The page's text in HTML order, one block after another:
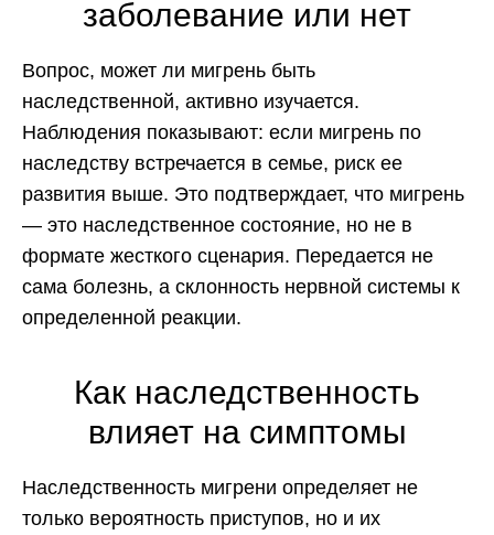
заболевание или нет
Вопрос, может ли мигрень быть
наследственной, активно изучается.
Наблюдения показывают: если мигрень по
наследству встречается в семье, риск ее
развития выше. Это подтверждает, что мигрень
— это наследственное состояние, но не в
формате жесткого сценария. Передается не
сама болезнь, а склонность нервной системы к
определенной реакции.
Как наследственность
влияет на симптомы
Наследственность мигрени определяет не
только вероятность приступов, но и их